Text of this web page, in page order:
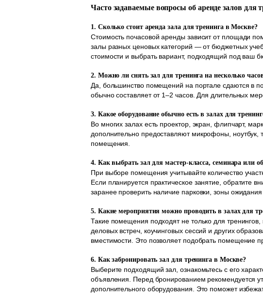
Часто задаваемые вопросы об аренде залов для
1. Сколько стоит аренда зала для тренинга в Москве?
Стоимость почасовой аренды зависит от площади
залы разных ценовых категорий — от бюджетных
стоимости и выбрать вариант, подходящий под ваш
2. Можно ли снять зал для тренинга на несколько
Да, большинство помещений на портале сдаются в
обычно составляет от 1–2 часов. Для длительных
3. Какое оборудование обычно есть в залах для
Во многих залах есть проектор, экран, флипчарт,
дополнительно предоставляют микрофоны, ноутбук,
помещения.
4. Как выбрать зал для мастер-класса, семинара или
При выборе помещения учитывайте количество
Если планируется практическое занятие, обратите
заранее проверить наличие парковки, зоны
5. Какие мероприятия можно проводить в залах для
Такие помещения подходят не только для
деловых встреч, коучинговых сессий и других
вместимости. Это позволяет подобрать помещение
6. Как забронировать зал для тренинга в Москве?
Выберите подходящий зал, ознакомьтесь с его
объявления. Перед бронированием рекомендуется
дополнительного оборудования. Это поможет